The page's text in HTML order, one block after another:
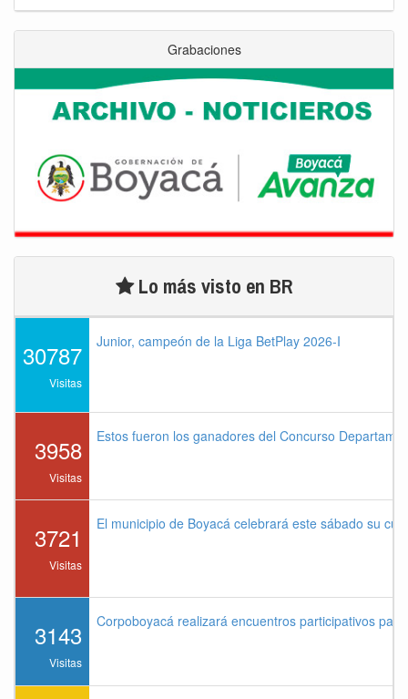
Grabaciones
Lo más visto en BR
30787
Visitas
Junior, campeón de la Liga BetPlay 2026-I
3958
Visitas
Estos fueron los ganadores del Concurso
3721
Visitas
El municipio de Boyacá celebrará este sábado su
3143
Visitas
Corpoboyacá realizará encuentros participativos